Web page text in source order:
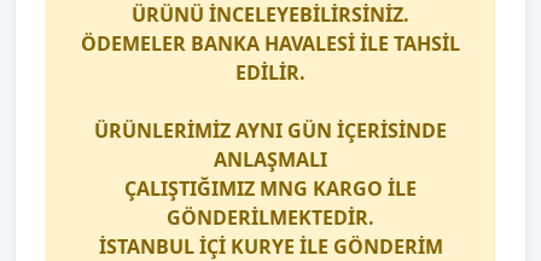
ÜRÜNÜ İNCELEYEBİLİRSİNİZ.
ÖDEMELER BANKA HAVALESİ İLE TAHSİL
EDİLİR.
ÜRÜNLERİMİZ AYNI GÜN İÇERİSİNDE
ANLAŞMALI
ÇALIŞTIĞIMIZ MNG KARGO İLE
GÖNDERİLMEKTEDİR.
İSTANBUL İÇİ KURYE İLE GÖNDERİM